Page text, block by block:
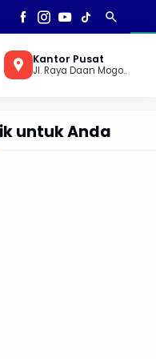
search
Kantor Pusat
Jl. Raya Daan Mogo..
untuk Anda